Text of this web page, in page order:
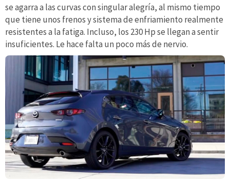
se agarra a las curvas con singular alegría, al mismo tiempo
que tiene unos frenos y sistema de enfriamiento realmente
resistentes a la fatiga. Incluso, los 230 Hp se llegan a sentir
insuficientes. Le hace falta un poco más de nervio.